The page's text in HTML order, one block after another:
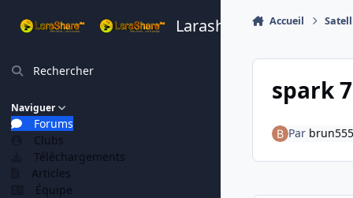
Larashare
Rechercher
Naviguer
Forums
Clubs
Téléchargements
Articles
Équipe
Accueil
spark
Par brun555